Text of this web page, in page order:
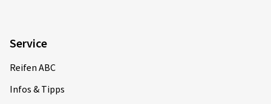
Service
Reifen ABC
Infos & Tipps